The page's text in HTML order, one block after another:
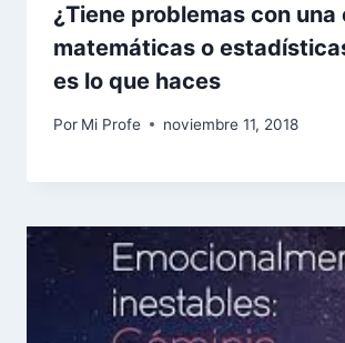
¿Tiene problemas con una
matemáticas o
es lo que haces
Por Mi Profe noviembre 11, 2018